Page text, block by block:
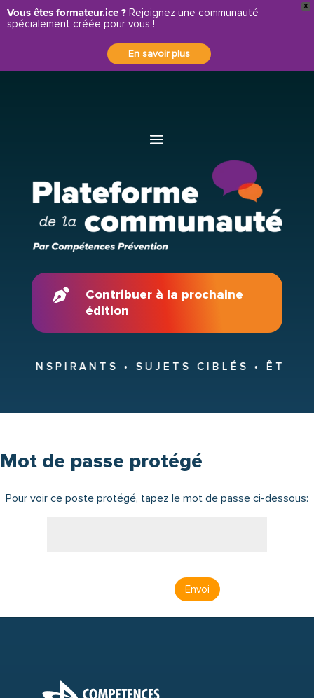
X
Vous êtes formateur.ice ? Rejoignez une communauté
spécialement créée pour vous !
En savoir plus

Contribuer à la prochaine
édition
INSPIRANTS • SUJETS CIBLÉS • ÊTRE
Mot de passe protégé
Pour voir ce poste protégé, tapez le mot de passe ci-dessous:
Envoi
Panneau de gestion des cookies